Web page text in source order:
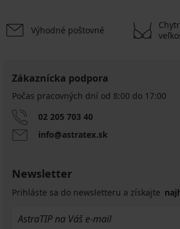
-25 % ALL25
Bezšvové
boxerky
SilverPro
Classic
12,74
€
kód
Výpredaj -50%
Tender
Retro
3D
Stretch
10,49
€
-25 % ALL25
Bambusové
boxerky
Petrol
II
bezšvové
16,99
€
ALL25
-25 % ALL25
Bambusové
Black
16,99
€
12,74
ALL25
Výhodné poštovné
Zákaznícka podpora
Počas pracovných dní od 8:00 do 17:00
02 205 703 40
info@astratex.sk
Newsletter
Prihláste sa do newsletteru a získajte